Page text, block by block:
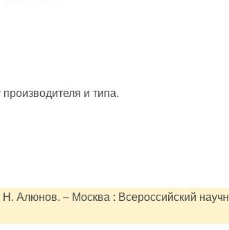
и типа.
Алюнов. – Москва : Всероссийский